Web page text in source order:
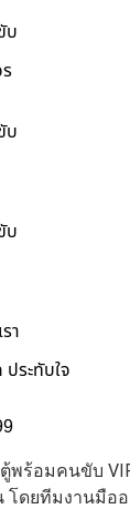
บ
บ
บ
า
ระทับใจ
พร้อมคนขับ
โดยทีมงานมื